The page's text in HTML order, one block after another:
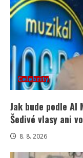
Celebrity
Jak bude podle AI
Šedivé vlasy ani
8. 8. 2026